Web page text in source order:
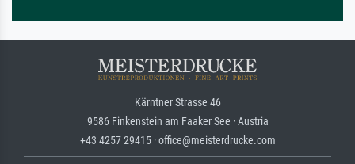
Kärntner Strasse 46
9586 Finkenstein am Faaker See · Austria
+43 4257 29415 · office@meisterdrucke.com